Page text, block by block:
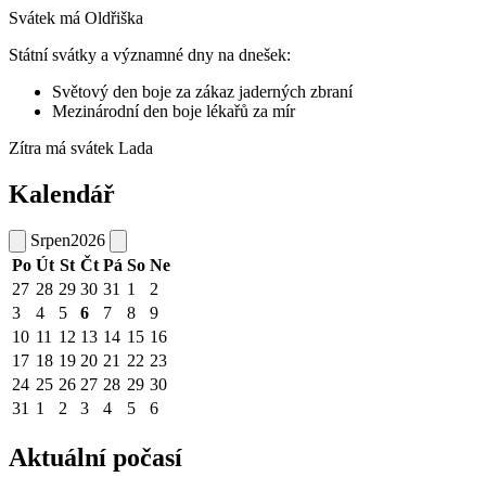
Svátek má Oldřiška
Státní svátky a významné dny na dnešek:
Světový den boje za zákaz jaderných zbraní
Mezinárodní den boje lékařů za mír
Zítra má svátek Lada
Kalendář
Srpen2026
Po Út St Čt Pá So Ne
27 28 29 30 31 1
2
3
4 5 6 7 8
9
10 11 12 13 14 15 16
17 18 19 20 21 22 23
24 25 26 27 28 29 30
31 1 2 3 4 5 6
Aktuální počasí